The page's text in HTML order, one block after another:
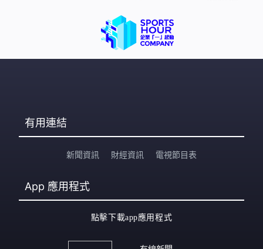
有用連結
新聞資訊 財經資訊 電視節目表
App 應用程式
點擊下載app應用程式